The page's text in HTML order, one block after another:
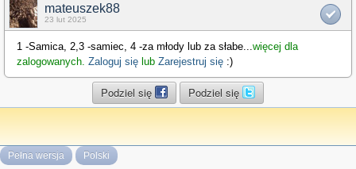
mateuszek88
23 lut 2025
1 -Samica, 2,3 -samiec, 4 -za młody lub za słabe
więcej dla
zalogowanych. Zaloguj się lub Zarejestruj się :)
Podziel się Podziel się
Pełna wersja Polski